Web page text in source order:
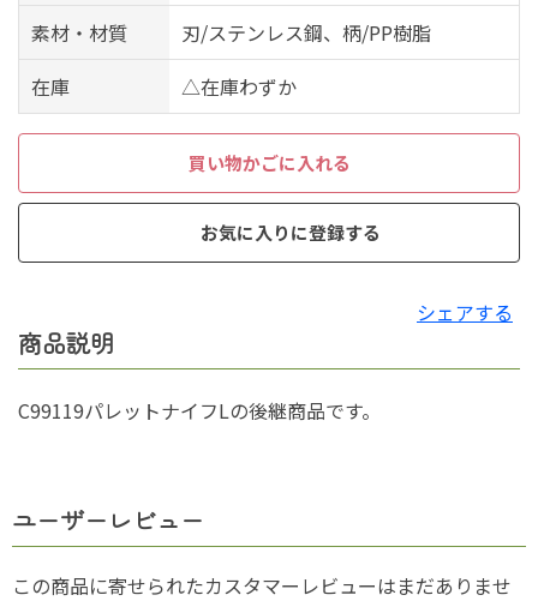
素材・材質
刃/ステンレス鋼、柄/PP樹脂
在庫
△在庫わずか
買い物かごに入れる
お気に入りに登録する
シェアする
商品説明
C99119パレットナイフLの後継商品です。
ユーザーレビュー
この商品に寄せられたカスタマーレビューはまだありませ